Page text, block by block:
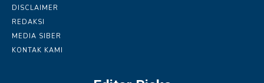
DISCLAIMER
REDAKSI
MEDIA SIBER
KONTAK KAMI